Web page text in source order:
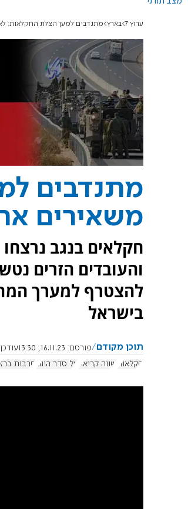
ערוץ 7 בארץ מתנדבים למען הצלת החקלאות:
מתנדבים
משאירים
חקלאים בנגב נרצחו
והעובדים הזרים
להצטרף למערך
בישראל
תוכן מקודם פורסם: 16.11.23, 13:30
חקלאות
שווה קריאה על סדר היום חרבות ברזל